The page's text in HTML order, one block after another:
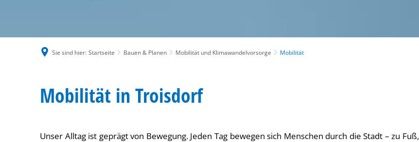
Sie sind hier: Startseite Bauen & Planen Mobilität und Klimawandelvorsorge Mobilität
MobilitätMobilität in Troisdorf
Unser Alltag ist geprägt von Bewegung. Jeden Tag bewegen sich Menschen durch die Stadt – zu Fuß,